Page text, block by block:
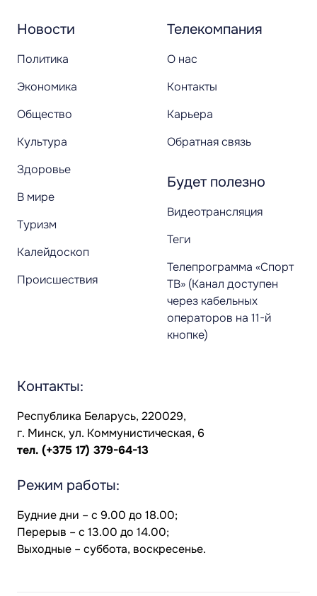
Новости
Политика
Экономика
Общество
Культура
Здоровье
В мире
Туризм
Калейдоскоп
Происшествия
Телекомпания
О нас
Контакты
Карьера
Обратная связь
Будет полезно
Видеотрансляция
Теги
Телепрограмма «Спорт
ТВ» (Канал доступен
через кабельных
операторов на 11-й
кнопке)
Контакты:
Республика Беларусь, 220029,
г. Минск, ул. Коммунистическая, 6
тел. (+375 17) 379-64-13
Режим работы:
Будние дни – с 9.00 до 18.00;
Перерыв – с 13.00 до 14.00;
Выходные – суббота, воскресенье.